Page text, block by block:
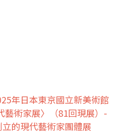
年日本東京國立新美術館
藝術家展〉（81回現展）-
的現代藝術家團體展